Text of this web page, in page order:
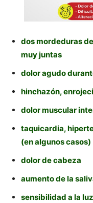
dos mordeduras
muy juntas
dolor agudo
hinchazón,
dolor muscular
taquicardia,
(en algunos casos)
dolor de cabeza
aumento de la
sensibilidad a la luz